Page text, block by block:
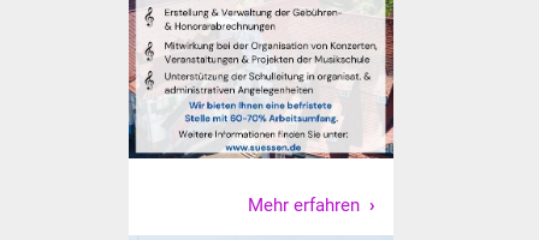
Bürgerbus (MOBS)
Abfall und Entsorgung
Kultur & Freizeit
Veranstaltungen
Mehr erfahren